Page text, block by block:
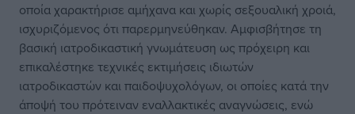
οποία χαρακτήρισε αμήχανα και χωρίς σεξουαλική χροιά,
ισχυριζόμενος ότι παρερμηνεύθηκαν. Αμφισβήτησε τη
βασική ιατροδικαστική γνωμάτευση ως πρόχειρη και
επικαλέστηκε τεχνικές εκτιμήσεις ιδιωτών
ιατροδικαστών και παιδοψυχολόγων, οι οποίες κατά την
άποψή του πρότειναν εναλλακτικές αναγνώσεις, ενώ